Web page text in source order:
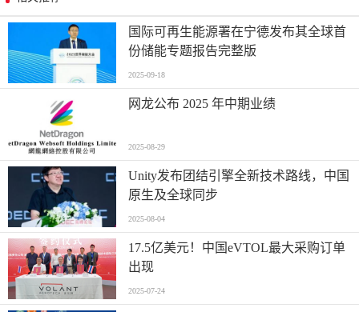
国际可再生能源署在宁德发布其全球首
份储能专题报告完整版
2025-09-18
网龙公布 2025 年中期业绩
2025-08-29
Unity发布团结引擎全新技术路线，中国
原生及全球同步
2025-08-04
17.5亿美元！中国eVTOL最大采购订单
出现
2025-07-24